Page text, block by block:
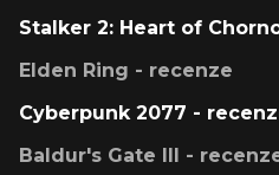
Stalker 2: Heart of
Elden Ring - recenze
Cyberpunk 2077 -
Baldur's Gate III -